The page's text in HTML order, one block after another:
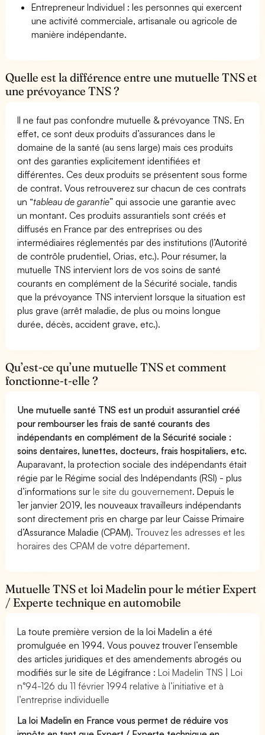
Entrepreneur Individuel : les personnes qui exercent
une activité commerciale, artisanale ou agricole de
manière indépendante.
Quelle est la différence entre une mutuelle TNS et
une prévoyance TNS ?
Il ne faut pas confondre mutuelle & prévoyance TNS. En
effet, ce sont deux produits d’assurances dans le
domaine de la santé (au sens large) mais ces produits
ont des garanties explicitement identifiées et
différentes. Ces deux produits se présentent sous forme
de contrat. Vous retrouverez sur chacun de ces contrats
un “tableau de garantie” qui associe une garantie avec
un montant. Ces produits assurantiels sont créés et
diffusés en France par des entreprises ou des
intermédiaires réglementés par des institutions (l’Autorité
de contrôle prudentiel, Orias, etc.). Pour résumer, la
mutuelle TNS intervient lors de vos soins de santé
courants en complément de la Sécurité sociale, tandis
que la prévoyance TNS intervient lorsque la situation est
plus grave (arrêt maladie, de plus ou moins longue
durée, décès, accident grave, etc.).
Qu’est-ce qu’une mutuelle TNS et comment
fonctionne-t-elle ?
Une mutuelle santé TNS est un produit assurantiel créé
pour rembourser les frais de santé courants des
indépendants en complément de la Sécurité sociale :
soins dentaires, lunettes, docteurs, frais hospitaliers, etc.
Auparavant, la protection sociale des indépendants était
régie par le Régime social des Indépendants (RSI) - plus
d’informations surle site du gouvernement. Depuis le
1er janvier 2019, les nouveaux travailleurs indépendants
sont directement pris en charge par leur Caisse Primaire
d’Assurance Maladie (CPAM). Trouvez les adresses et les
horaires des CPAM de votre département.
Mutuelle TNS et loi Madelin pour le métier Expert
/ Experte technique en automobile
La toute première version de la loi Madelin a été
promulguée en 1994. Vous pouvez trouver l’ensemble
des articles juridiques et des amendements abrogés ou
modifiés sur le site de Légifrance :Loi Madelin TNS | Loi
n°94-126 du 11 février 1994 relative à l’initiative et à
l’entreprise individuelle
La loi Madelin en France vous permet de réduire vos